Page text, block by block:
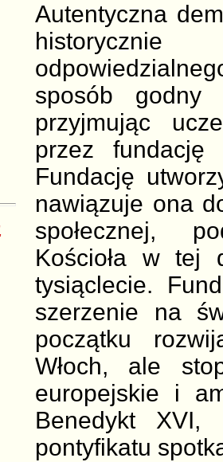
Autentyczna
historycznie
sposób godny
przyjmując
przez
Fundację
nawiązuje ona
społecznej,
Kościoła w tej
tysiąclecie.
szerzenie na
początku
Włoch, ale
europejskie i
Benedykt XVI,
pontyfikatu